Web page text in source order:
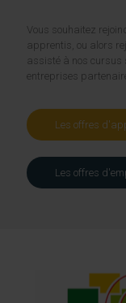
Vous souhaitez
apprentis, ou alors
assisté à nos cursus
entreprises
Les offres
Les offres